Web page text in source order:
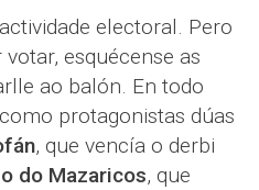
electoral. Pero
esquécense as
ao balón. En todo
protagonistas dúas
, que vencía o derbi
do Mazaricos, que